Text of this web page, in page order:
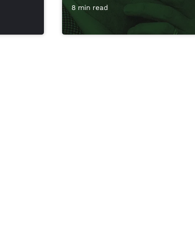
8 min read